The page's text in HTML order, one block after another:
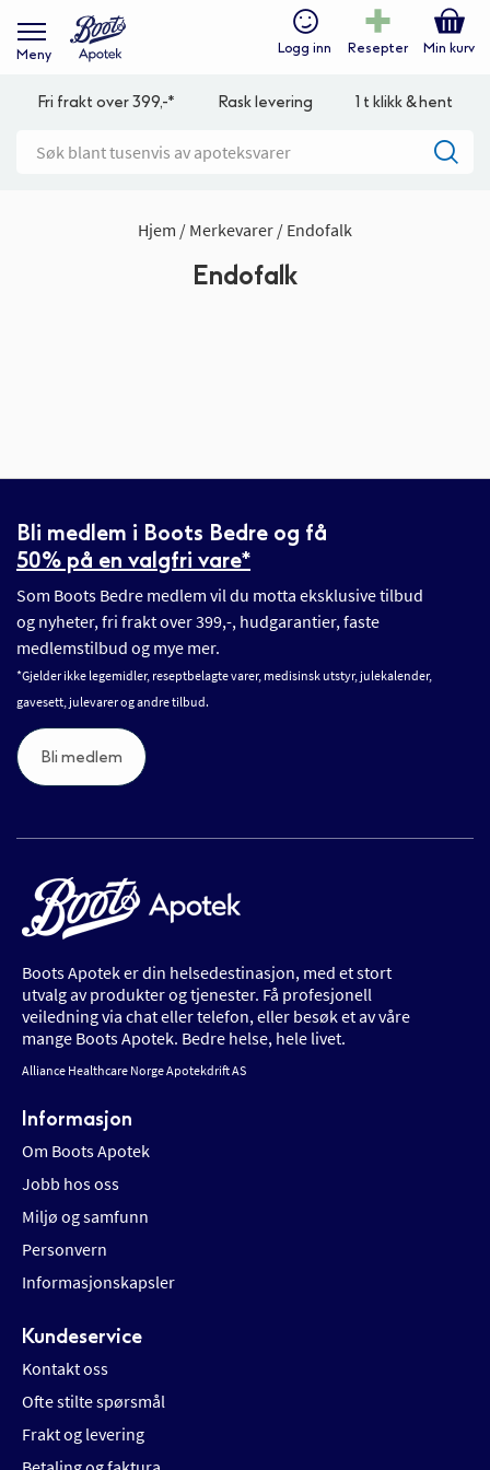
Meny Logg inn Resepter Min kurv
Fri frakt over 399,-* Rask levering 1 t klikk & hent
Hjem Merkevarer Endofalk
Endofalk
Bli medlem i Boots Bedre og få
50% på en valgfri vare*
Som Boots Bedre medlem vil du motta eksklusive tilbud
og nyheter, fri frakt over 399,-, hudgarantier, faste
medlemstilbud og mye mer.
*Gjelder ikke legemidler, reseptbelagte varer, medisinsk utstyr, julekalender,
gavesett, julevarer og andre tilbud.
Bli medlem
Boots Apotek er din helsedestinasjon, med et stort
utvalg av produkter og tjenester. Få profesjonell
veiledning via chat eller telefon, eller besøk et av våre
mange Boots Apotek. Bedre helse, hele livet.
Alliance Healthcare Norge Apotekdrift AS
Informasjon
Om Boots Apotek
Jobb hos oss
Miljø og samfunn
Personvern
Informasjonskapsler
Kundeservice
Kontakt oss
Ofte stilte spørsmål
Frakt og levering